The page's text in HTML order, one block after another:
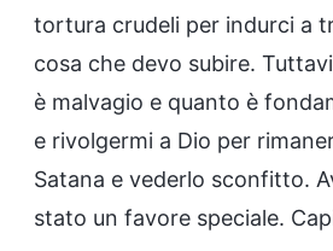
tortura crudeli per indurci a
cosa che devo subire.
è malvagio e quanto è
e rivolgermi a Dio per
Satana e vederlo sconfitto.
stato un favore speciale.